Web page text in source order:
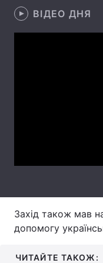
Послуги
ВІДЕО ДНЯ
Захід також мав
допомогу
ЧИТАЙТЕ ТАКОЖ: